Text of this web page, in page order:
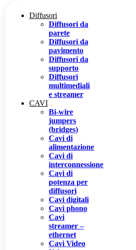
Diffusori
Diffusori da
parete
Diffusori da
pavimento
Diffusori da
supporto
Diffusori
multimediali
e streamer
CAVI
Bi-wire
jumpers
(bridges)
Cavi di
alimentazione
Cavi di
interconnessione
Cavi di
potenza per
diffusori
Cavi digitali
Cavi phono
Cavi
streamer –
ethernet
Cavi Video